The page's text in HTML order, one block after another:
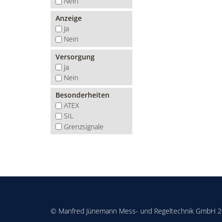
Anzeige
Ja
Nein
Versorgung
Ja
Nein
Besonderheiten
ATEX
SIL
Grenzsignale
© Manfred Jünemann Mess- und Regeltechnik GmbH